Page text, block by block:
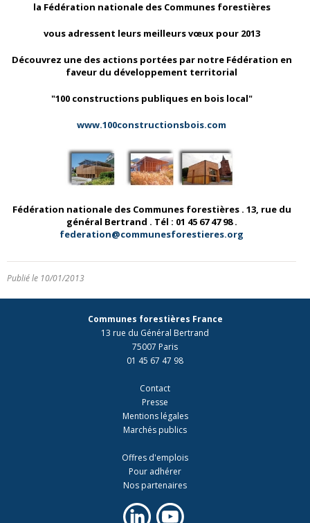
la Fédération nationale des Communes forestières
vous adressent leurs meilleurs vœux pour 2013
Découvrez une des actions portées par notre Fédération en
faveur du développement territorial
"100 constructions publiques en bois local"
www.100constructionsbois.com
Fédération nationale des Communes forestières . 13, rue du
général Bertrand . Tél : 01 45 67 47 98 .
federation@communesforestieres.org
Publié le 10/01/2013
Communes forestières France
13 rue du Général Bertrand
75007 Paris
01 45 67 47 98
Contact
Presse
Mentions légales
Marchés publics
Offres d'emplois
Pour adhérer
Nos partenaires